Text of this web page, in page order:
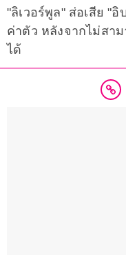
"ลิเวอร์พูล" ส่อเสีย "
ค่าตัว หลังจากไม่สา
ได้